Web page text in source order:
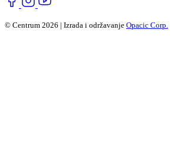
© Centrum 2026 | Izrada i održavanje Opacic Corp.